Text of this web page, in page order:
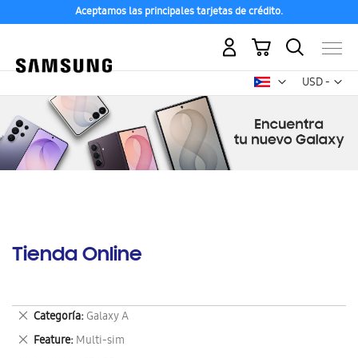
Aceptamos las principales tarjetas de crédito.
USD -
dólar
Mi carrito
Tienda Online
Categoría Galaxy A
Eliminar
este
artículo
Feature Multi-sim
Eliminar